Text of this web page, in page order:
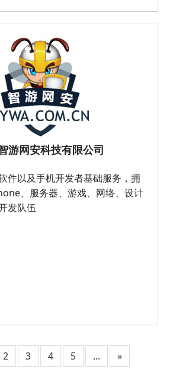
游网安科技有限公司
件以及手机开发者基础服务，拥
、服务器、游戏、网络、设计
发队伍
2 3 4 5 ... »